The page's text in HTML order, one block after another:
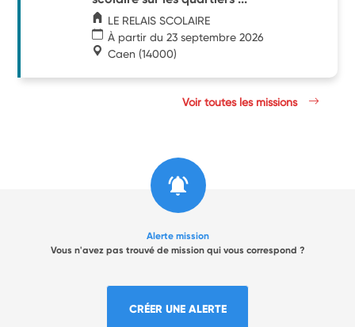
LE RELAIS SCOLAIRE
À partir du 23 septembre 2026
Caen (14000)
Voir toutes les missions
Alerte mission
Vous n'avez pas trouvé de mission qui vous correspond ?
CRÉER UNE ALERTE